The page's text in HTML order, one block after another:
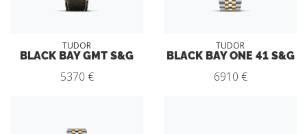
TUDOR
BLACK BAY GMT S&G
5370 €
TUDOR
BLACK BAY ONE 41 S&G
6910 €